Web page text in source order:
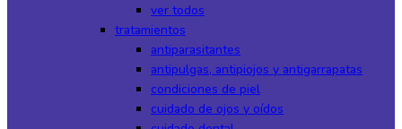
ver todos
tratamientos
antiparasitantes
antipulgas, antipiojos y antigarrapatas
condiciones de piel
cuidado de ojos y oídos